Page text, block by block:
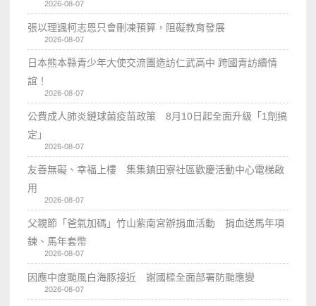
2026-08-07
張以理諷柯志恩只會刪凍預算，阻礙教育發展
2026-08-07
日本熊本縣青少年大使交流團造訪仁武高中 跨國青訪續情
誼！
2026-08-07
公費成人肺炎鏈球菌疫苗政策 8月10日起全面升級「1劑搞
定」
2026-08-07
友善無礙、幸福上樓 集集鎮田寮社區歡慶活動中心電梯啟
用
2026-08-07
父親節「爸氣加碼」竹山紫南宮辦捐血活動 捐血送馬年項
鍊、馬年套幣
2026-08-07
因應中度颱風白海豚接近 謝國樑全面部署防颱應變
2026-08-07